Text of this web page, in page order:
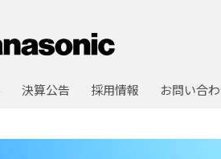
決算公告 採用情報 お問い合